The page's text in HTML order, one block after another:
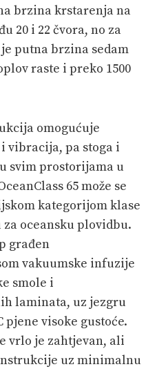
brzina krstarenja na
20 i 22 čvora, no za
putna brzina sedam
raste i preko 1500
omogućuje
vibracija, pa stoga i
svim prostorijama u
65 može se
kategorijom klase
za oceansku plovidbu.
građen
vakuumske infuzije
smole i
laminata, uz jezgru
pjene visoke gustoće.
vrlo je zahtjevan, ali
uz minimalnu